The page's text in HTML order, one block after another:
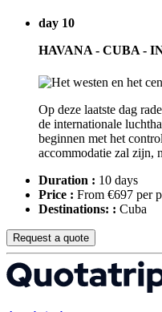
day 10
HAVANA - CUBA -
Op deze laatste dag
de internationale
beginnen met het
accommodatie zal zijn,
Duration : 10 days
Price : From €697 per
Destinations: : Cuba
Request a quote